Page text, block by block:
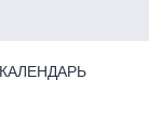
КАЛЕНДАРЬ